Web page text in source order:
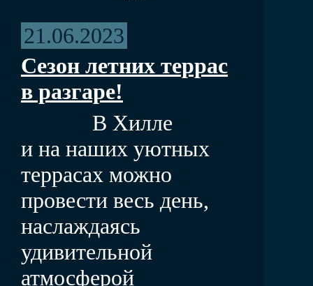
21.06.2023
Сезон летних террас
в разгаре!
В Хилле
и на наших уютных
террасах можно
провести весь день,
наслаждаясь
удивительной
атмосферой